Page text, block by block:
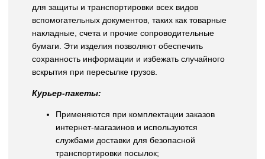
для защиты и транспортировки всех видов
вспомогательных документов, таких как товарные
накладные, счета и прочие сопроводительные
бумаги. Эти изделия позволяют обеспечить
сохранность информации и избежать случайного
вскрытия при пересылке грузов.
Курьер-пакеты:
Применяются при комплектации заказов
интернет-магазинов и используются
службами доставки для безопасной
транспортировки посылок;